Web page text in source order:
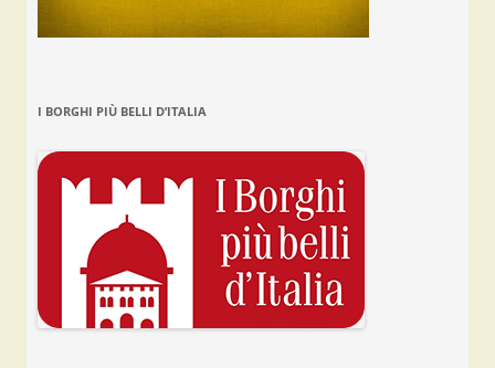
I BORGHI PIÙ BELLI D’ITALIA